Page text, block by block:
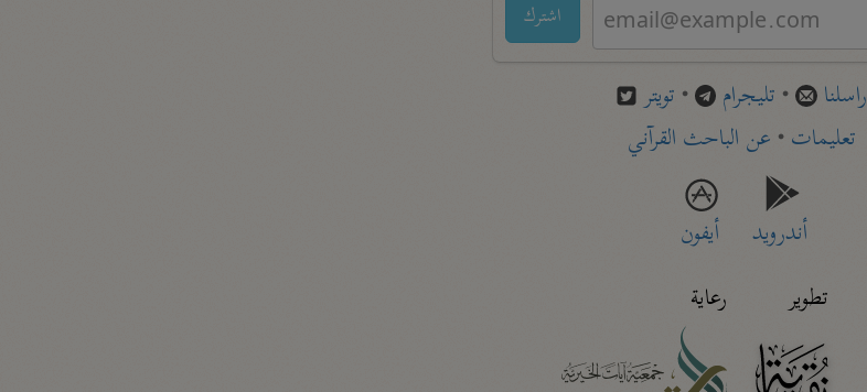
اشترك
راسلنا • تليجرام • تويتر
تعليمات• عن الباحث القرآني
أندرويد
أيفون
تطوير
رعاية